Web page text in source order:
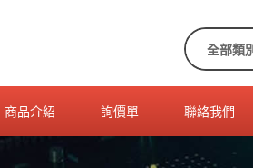
商品介紹 詢價單 聯絡我們